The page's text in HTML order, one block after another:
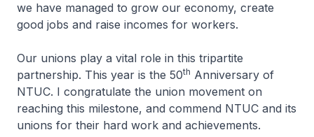
we have managed to grow our economy, create
good jobs and raise incomes for workers.
Our unions play a vital role in this tripartite
partnership. This year is the 50th Anniversary of
NTUC. I congratulate the union movement on
reaching this milestone, and commend NTUC and its
unions for their hard work and achievements.